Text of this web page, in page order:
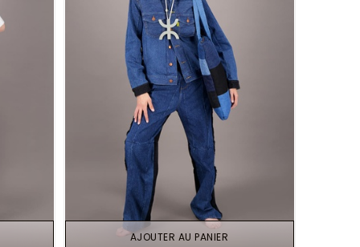
AJOUTER AU PANIER